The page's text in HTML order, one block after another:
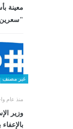
معينة
غير مصنف
منذ عام
وزير